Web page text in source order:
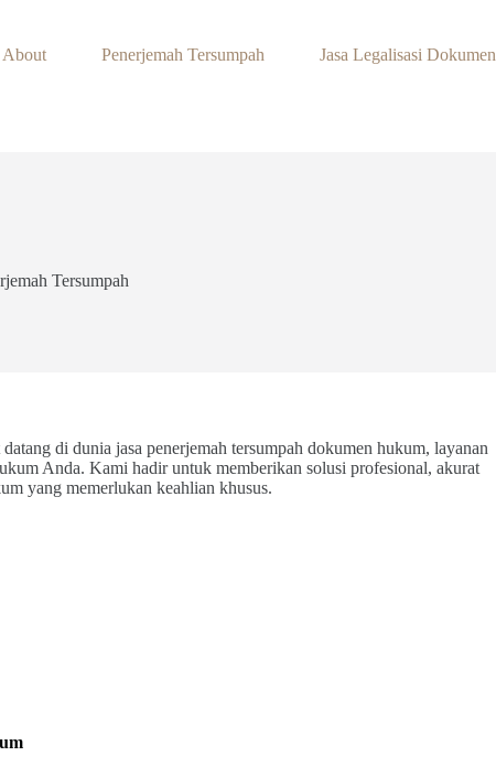
About Penerjemah Tersumpah Jasa Legalisasi Dokumen
Tersumpah
datang di dunia jasa penerjemah tersumpah dokumen hukum, layanan
Anda. Kami hadir untuk memberikan solusi profesional, akurat
yang memerlukan keahlian khusus.